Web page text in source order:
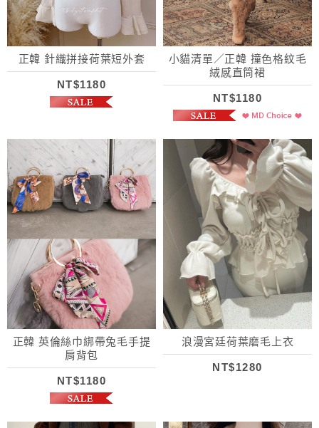
正韓 針織拼接荷葉短外套
NT$1180
小貓清單／正韓 撞色格紋毛
絨感直筒裙
NT$1180
正韓 英倫絲巾綁帶兔毛手提
肩背包
NT$1180
浪漫宮廷荷葉磨毛上衣
NT$1280